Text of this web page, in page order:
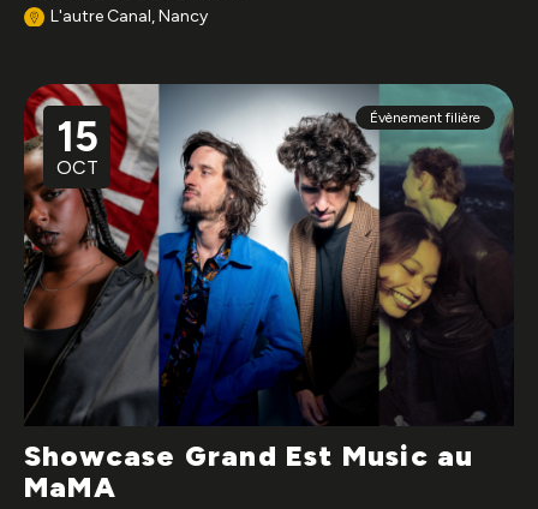
L'autre Canal, Nancy
15
OCT
Évènement filière
Showcase Grand Est Music au
MaMA